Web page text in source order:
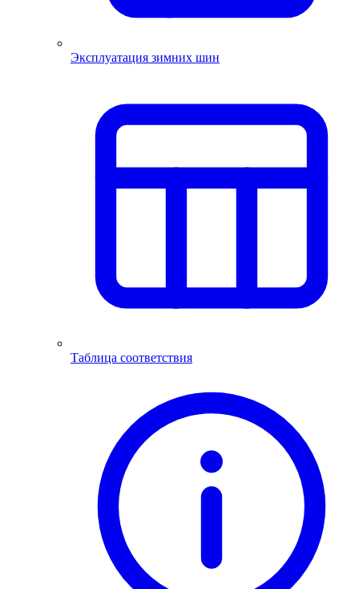
Эксплуатация зимних шин
Таблица соответствия